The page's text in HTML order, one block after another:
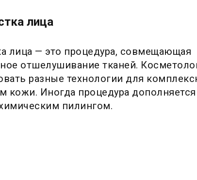
лица
лица — это процедура, совмещающая
отшелушивание тканей.
разные технологии для
кожи. Иногда процедура дополняется
пилингом.